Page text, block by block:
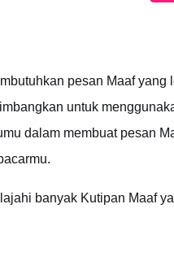
pesan Maaf
untuk
dalam membuat pesan
banyak Kutipan Maaf